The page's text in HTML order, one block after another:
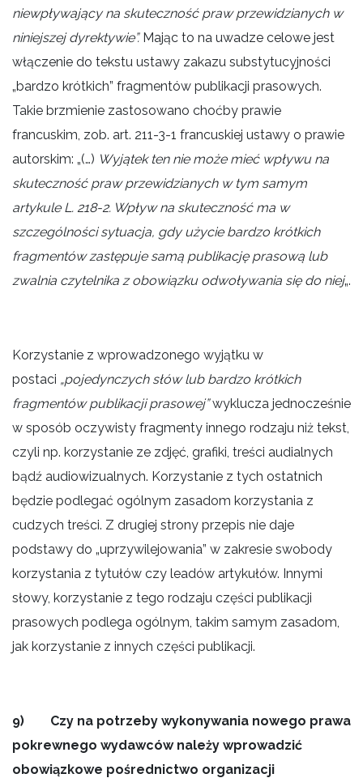
niewpływający na skuteczność praw przewidzianych w
niniejszej dyrektywie”. Mając to na uwadze celowe jest
włączenie do tekstu ustawy zakazu substytucyjności
„bardzo krótkich” fragmentów publikacji prasowych.
Takie brzmienie zastosowano choćby prawie
francuskim, zob. art. 211-3-1 francuskiej ustawy o prawie
autorskim: „(…) Wyjątek ten nie może mieć wpływu na
skuteczność praw przewidzianych w tym samym
artykule L. 218-2. Wpływ na skuteczność ma w
szczególności sytuacja, gdy użycie bardzo krótkich
fragmentów zastępuje samą publikację prasową lub
zwalnia czytelnika z obowiązku odwoływania się do niej„.
Korzystanie z wprowadzonego wyjątku w
postaci „pojedynczych słów lub bardzo krótkich
fragmentów publikacji prasowej”wyklucza jednocześnie
w sposób oczywisty fragmenty innego rodzaju niż tekst,
czyli np. korzystanie ze zdjęć, grafiki, treści audialnych
bądź audiowizualnych. Korzystanie z tych ostatnich
będzie podlegać ogólnym zasadom korzystania z
cudzych treści. Z drugiej strony przepis nie daje
podstawy do „uprzywilejowania” w zakresie swobody
korzystania z tytułów czy leadów artykułów. Innymi
słowy, korzystanie z tego rodzaju części publikacji
prasowych podlega ogólnym, takim samym zasadom,
jak korzystanie z innych części publikacji.
9) Czy na potrzeby wykonywania nowego prawa
pokrewnego wydawców należy wprowadzić
obowiązkowe pośrednictwo organizacji